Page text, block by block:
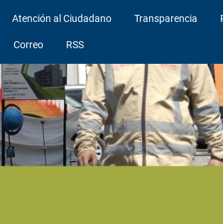
Atención al Ciudadano Transparencia
Correo RSS